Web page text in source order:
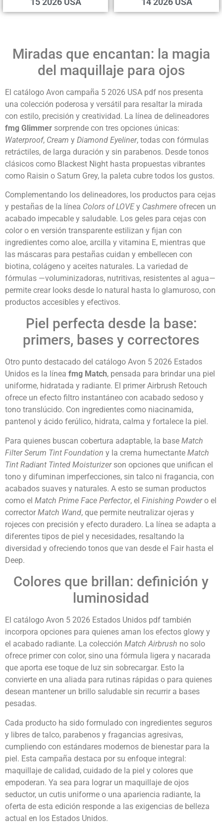
Miradas que encantan: la magia
del maquillaje para ojos
El catálogo Avon campaña 5 2026 USA pdf nos presenta
una colección poderosa y versátil para resaltar la mirada
con estilo, precisión y creatividad. La línea de delineadores
fmg Glimmer sorprende con tres opciones únicas:
Waterproof, Cream y Diamond Eyeliner, todas con fórmulas
retráctiles, de larga duración y sin parabenos. Desde tonos
clásicos como Blackest Night hasta propuestas vibrantes
como Raisin o Saturn Grey, la paleta cubre todos los gustos.
Complementando los delineadores, los productos para cejas
y pestañas de la línea Colors of LOVEy Cashmere ofrecen un
acabado impecable y saludable. Los geles para cejas con
color o en versión transparente estilizan y fijan con
ingredientes como aloe, arcilla y vitamina E, mientras que
las máscaras para pestañas cuidan y embellecen con
biotina, colágeno y aceites naturales. La variedad de
fórmulas —voluminizadoras, nutritivas, resistentes al agua—
permite crear looks desde lo natural hasta lo glamuroso, con
productos accesibles y efectivos.
Piel perfecta desde la base:
primers, bases y correctores
Otro punto destacado del catálogo Avon 5 2026 Estados
Unidos es la línea fmg Match, pensada para brindar una piel
uniforme, hidratada y radiante. El primer Airbrush Retouch
ofrece un efecto filtro instantáneo con acabado sedoso y
tono translúcido. Con ingredientes como niacinamida,
pantenol y ácido ferúlico, hidrata, calma y fortalece la piel.
Para quienes buscan cobertura adaptable, la base Match
Filter Serum Tint Foundation y la crema humectante Match
Tint Radiant Tinted Moisturizerson opciones que unifican el
tono y difuminan imperfecciones, sin talco ni fragancia, con
acabados suaves y naturales. A esto se suman productos
como el Match Prime Face Perfector, el Finishing Powdero el
corrector Match Wand, que permite neutralizar ojeras y
rojeces con precisión y efecto duradero. La línea se adapta a
diferentes tipos de piel y necesidades, resaltando la
diversidad y ofreciendo tonos que van desde el Fair hasta el
Deep.
Colores que brillan: definición y
luminosidad
El catálogo Avon 5 2026 Estados Unidos pdf también
incorpora opciones para quienes aman los efectos glowy y
el acabado radiante. La colección Match Airbrush no solo
ofrece primer con color, sino una fórmula ligera y nacarada
que aporta ese toque de luz sin sobrecargar. Esto la
convierte en una aliada para rutinas rápidas o para quienes
desean mantener un brillo saludable sin recurrir a bases
pesadas.
Cada producto ha sido formulado con ingredientes seguros
y libres de talco, parabenos y fragancias agresivas,
cumpliendo con estándares modernos de bienestar para la
piel. Esta campaña destaca por su enfoque integral:
maquillaje de calidad, cuidado de la piel y colores que
empoderan. Ya sea para lograr un maquillaje de ojos
seductor, un cutis uniforme o una apariencia radiante, la
oferta de esta edición responde a las exigencias de belleza
actual en los Estados Unidos.